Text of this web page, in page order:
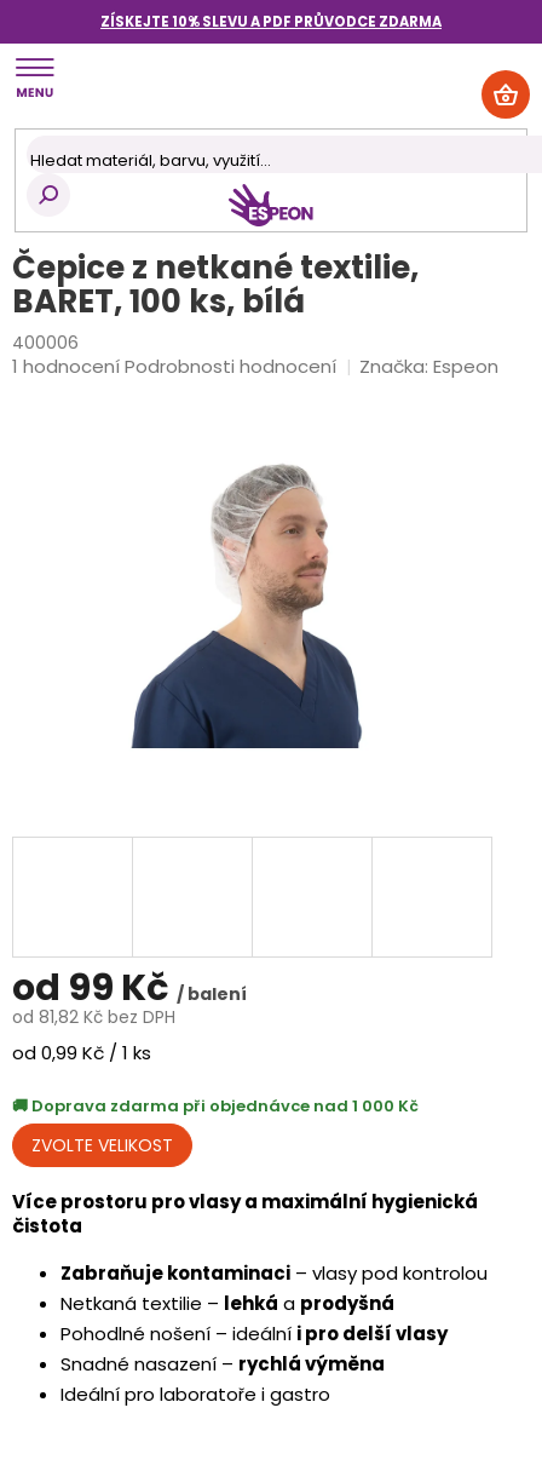
obsah
ZÍSKEJTE 10% SLEVU A PDF PRŮVODCE ZDARMA
Čepice z netkané textilie,
BARET, 100 ks, bílá
400006
Průměrné
1 hodnoceníPodrobnosti hodnocení Značka:Espeon
od 99 Kč / balení
od 81,82 Kč bez DPH
Měrná
od 0,99 Kč / 1 ks
Doprava zdarma při objednávce nad 1 000 Kč
Více prostoru pro vlasy a maximální hygienická
čistota
Zabraňuje kontaminaci – vlasy pod kontrolou
Netkaná textilie – lehká a prodyšná
Pohodlné nošení – ideální i pro delší vlasy
Snadné nasazení – rychlá výměna
Ideální pro laboratoře i gastro